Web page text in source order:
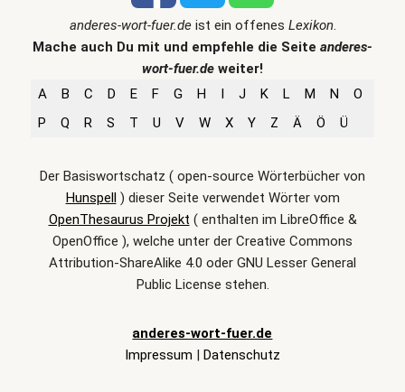
anderes-wort-fuer.deist ein offenes Lexikon.
Mache auch Du mit und empfehle die Seite anderes-
wort-fuer.de weiter!
A
B C D E F G H I J K L M N
O
P
Q R S T U V W X Y Z Ä Ö Ü
Der Basiswortschatz ( open-source Wörterbücher von
Hunspell) dieser Seite verwendet Wörter vom
OpenThesaurus Projekt ( enthalten im LibreOffice &
OpenOffice ), welche unter der Creative Commons
Attribution-ShareAlike 4.0 oder GNU Lesser General
Public License stehen.
anderes-wort-fuer.de
Impressum | Datenschutz